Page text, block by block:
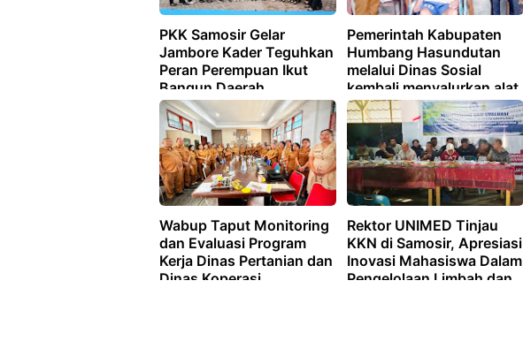
PKK Samosir Gelar
Jambore Kader Teguhkan
Peran Perempuan Ikut
Bangun Daerah
Pemerintah Kabupaten
Humbang Hasundutan
melalui Dinas Sosial
kembali menyalurkan alat
bantu bagi masyarakat
yang membutuhkan.
Wabup Taput Monitoring
dan Evaluasi Program
Kerja Dinas Pertanian dan
Dinas Koperasi
Rektor UNIMED Tinjau
KKN di Samosir, Apresiasi
Inovasi Mahasiswa Dalam
Pengelolaan Limbah dan